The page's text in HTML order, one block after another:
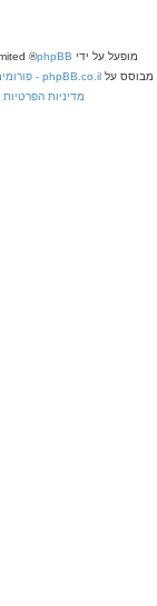
מופעל על ידי phpBB
® Forum Software © phpBB Limited
מבוסס על phpBB.co.il - פורומים בעברית
מדיניות הפרטיות